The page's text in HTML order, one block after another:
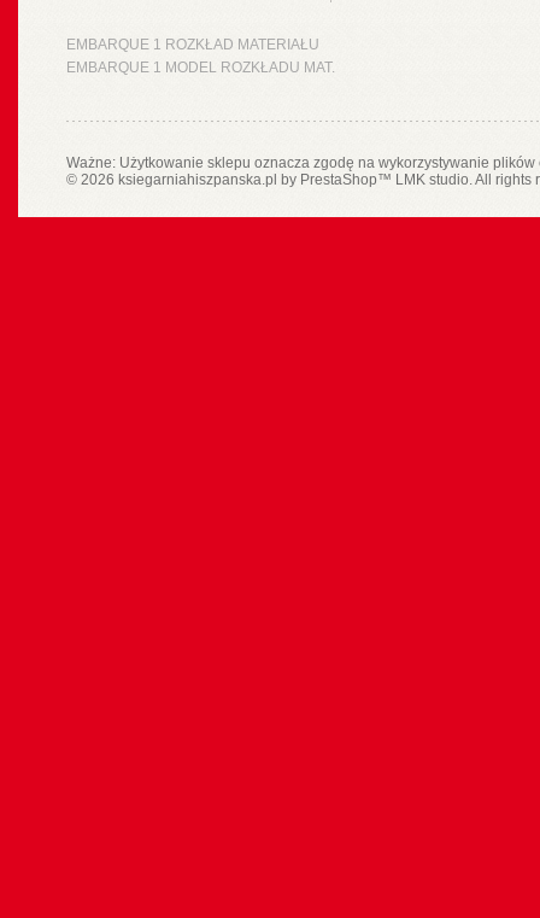
EMBARQUE 1 ROZKŁAD MATERIAŁU
EMBARQUE 1 MODEL ROZKŁADU MAT.
Ważne: Użytkowanie sklepu oznacza zgodę na wykorzystywanie
© 2026 ksiegarniahiszpanska.pl by PrestaShop™ LMK studio. All rights